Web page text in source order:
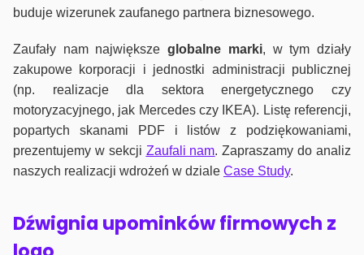
buduje wizerunek zaufanego partnera biznesowego.
Zaufały nam największeglobalne marki, w tym działy
zakupowe korporacji i jednostki administracji publicznej
(np. realizacje dla sektora energetycznego czy
motoryzacyjnego, jak Mercedes czy IKEA). Listę referencji,
popartych skanami PDF i listów z podziękowaniami,
prezentujemy w sekcji Zaufali nam. Zapraszamy do analiz
naszych realizacji wdrożeń w dziale Case Study.
Dźwignia upominków firmowych z